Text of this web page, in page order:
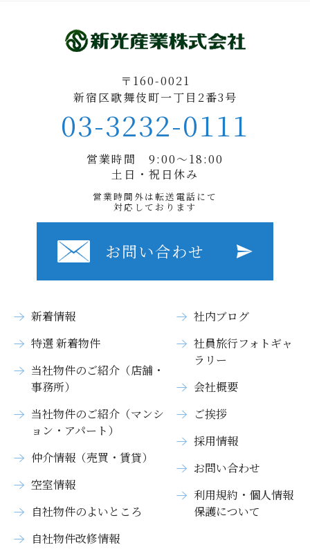
〒160-0021
新宿区歌舞伎町一丁目2番3号
03-3232-0111
営業時間 9:00〜18:00
土日・祝日休み
営業時間外は転送電話にて
対応しております
お問い合わせ
新着情報
特選 新着物件
当社物件のご紹介（店舗・
事務所）
当社物件のご紹介（マンシ
ョン・アパート）
仲介情報（売買・賃貸）
空室情報
自社物件のよいところ
自社物件改修情報
社内ブログ
社員旅行フォトギャ
ラリー
会社概要
ご挨拶
採用情報
お問い合わせ
利用規約・個人情報
保護について